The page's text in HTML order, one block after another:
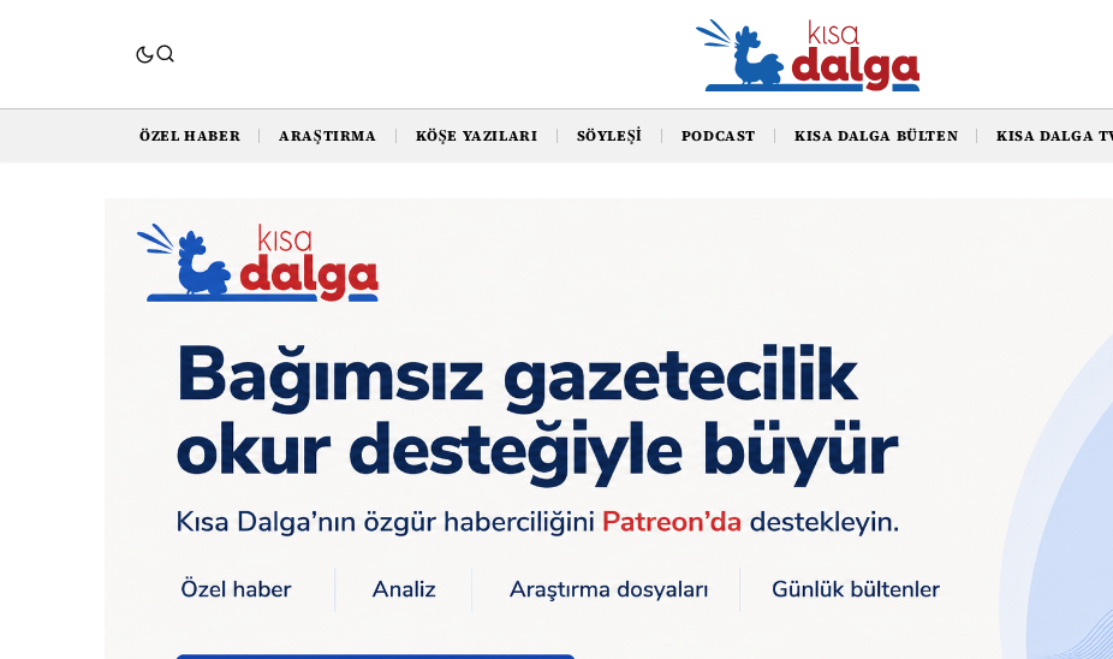
ÖZEL HABER ARAŞTIRMA KÖŞE YAZILARI SÖYLEŞI PODCAST KISA DALGA BÜLTEN KISA DALGA
'Fatih Terim Fonu' davasının mağdurları İnci ve Bülent Çeviker: Bugün son gün' dedi, 2.2 milyon